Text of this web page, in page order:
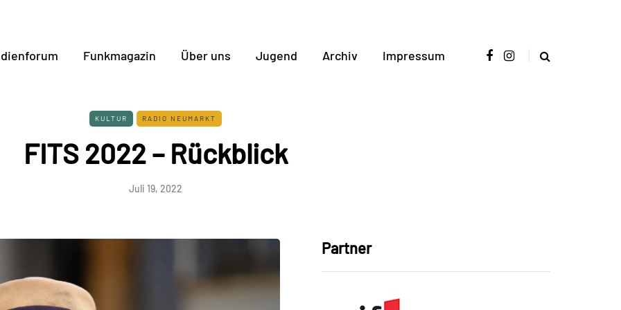
Funkmagazin Über uns Jugend Archiv Impressum
KULTUR RADIO NEUMARKT
FITS 2022 – Rückblick
Juli 19, 2022
Partner